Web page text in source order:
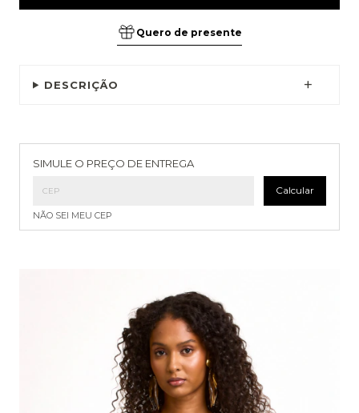
Quero de presente
DESCRIÇÃO
SIMULE O PREÇO DE ENTREGA
Calcular
NÃO SEI MEU CEP